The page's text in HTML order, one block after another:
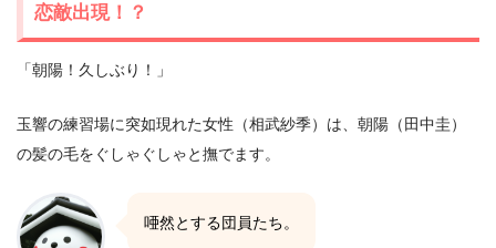
恋敵出現！？
「朝陽！久しぶり！」
玉響の練習場に突如現れた女性（相武紗季）は、朝陽（田中圭）
の髪の毛をぐしゃぐしゃと撫でます。
唖然とする団員たち。